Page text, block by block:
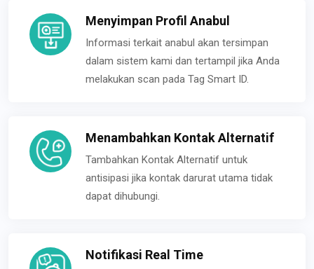
Menyimpan Profil Anabul
Informasi terkait anabul akan tersimpan
dalam sistem kami dan tertampil jika Anda
melakukan scan pada Tag Smart ID.
Menambahkan Kontak Alternatif
Tambahkan Kontak Alternatif untuk
antisipasi jika kontak darurat utama tidak
dapat dihubungi.
Notifikasi Real Time